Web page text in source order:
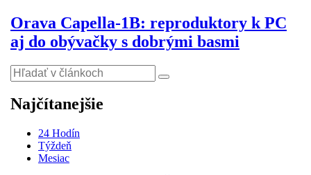
Orava Capella-1B: reproduktory k PC
aj do obývačky s dobrými basmi
Najčítanejšie
24 Hodín
Týždeň
Mesiac